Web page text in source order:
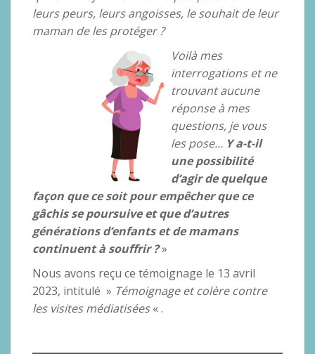
leurs peurs, leurs angoisses, le souhait de leur
maman de les protéger ?
Voilà mes
interrogations et ne
trouvant aucune
réponse à mes
questions, je vous
les pose… Y a-t-il
une possibilité
d’agir de quelque
façon que ce soit pour empêcher que ce
gâchis se poursuive et que d’autres
générations d’enfants et de mamans
continuent à souffrir ?»
Nous avons reçu ce témoignage le 13 avril
2023, intitulé » Témoignage et colère contre
les visites médiatisées« .